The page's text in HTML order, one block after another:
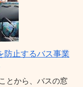
防止するバス事業
とから、バスの窓